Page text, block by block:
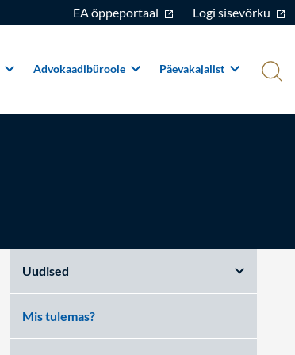
EA õppeportaal Logi sisevõrku
Advokaadibüroole Päevakajalist
Uudised
Mis tulemas?